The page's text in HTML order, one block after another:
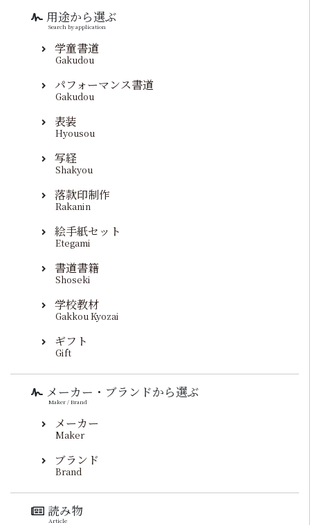
用途から選ぶ
Search by application
学童書道
Gakudou
パフォーマンス書道
Gakudou
表装
Hyousou
写経
Shakyou
落款印制作
Rakanin
絵手紙セット
Etegami
書道書籍
Shoseki
学校教材
Gakkou Kyozai
ギフト
Gift
メーカー・ブランドから選ぶ
Maker / Brand
メーカー
Maker
ブランド
Brand
読み物
Article